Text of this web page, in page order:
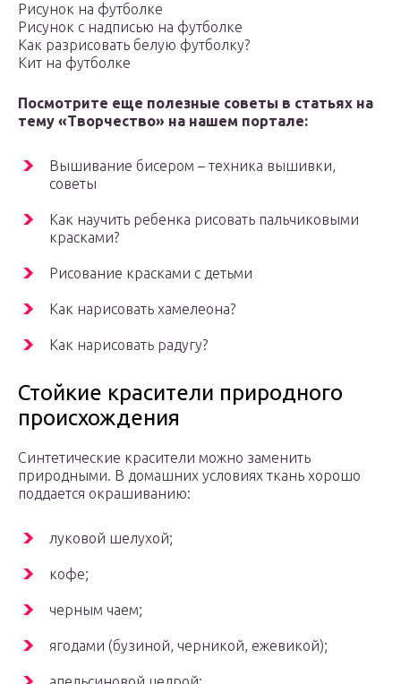
Рисунок на футболке
Рисунок с надписью на футболке
Как разрисовать белую футболку?
Кит на футболке
Посмотрите еще полезные советы в статьях на
тему «Творчество» на нашем портале:
Вышивание бисером – техника вышивки,
советы
Как научить ребенка рисовать пальчиковыми
красками?
Рисование красками с детьми
Как нарисовать хамелеона?
Как нарисовать радугу?
Стойкие красители природного
происхождения
Синтетические красители можно заменить
природными. В домашних условиях ткань хорошо
поддается окрашиванию:
луковой шелухой;
кофе;
черным чаем;
ягодами (бузиной, черникой, ежевикой);